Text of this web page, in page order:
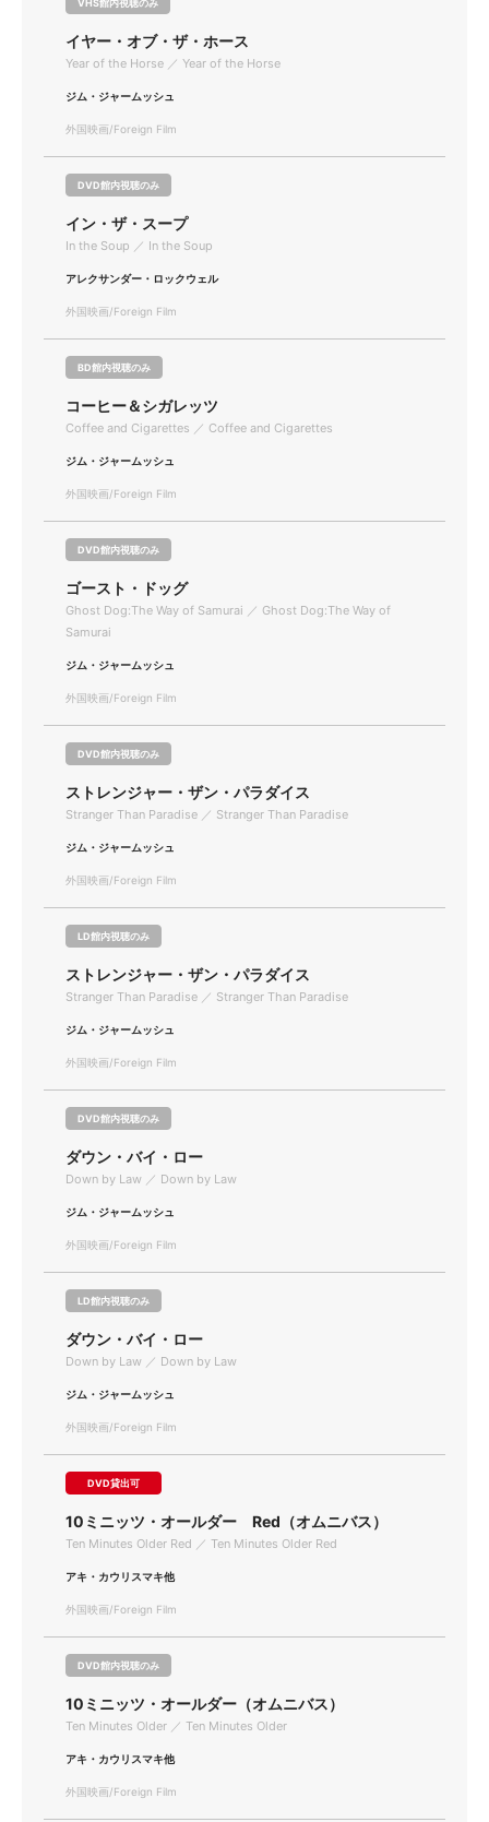
VHS館内視聴のみ
イヤー・オブ・ザ・ホース
Year of the Horse ／ Year of the Horse
ジム・ジャームッシュ
外国映画/Foreign Film
DVD館内視聴のみ
イン・ザ・スープ
In the Soup ／ In the Soup
アレクサンダー・ロックウェル
外国映画/Foreign Film
BD館内視聴のみ
コーヒー＆シガレッツ
Coffee and Cigarettes ／ Coffee and Cigarettes
ジム・ジャームッシュ
外国映画/Foreign Film
DVD館内視聴のみ
ゴースト・ドッグ
Ghost Dog:The Way of Samurai ／ Ghost Dog:The Way of
Samurai
ジム・ジャームッシュ
外国映画/Foreign Film
DVD館内視聴のみ
ストレンジャー・ザン・パラダイス
Stranger Than Paradise ／ Stranger Than Paradise
ジム・ジャームッシュ
外国映画/Foreign Film
LD館内視聴のみ
ストレンジャー・ザン・パラダイス
Stranger Than Paradise ／ Stranger Than Paradise
ジム・ジャームッシュ
外国映画/Foreign Film
DVD館内視聴のみ
ダウン・バイ・ロー
Down by Law ／ Down by Law
ジム・ジャームッシュ
外国映画/Foreign Film
LD館内視聴のみ
ダウン・バイ・ロー
Down by Law ／ Down by Law
ジム・ジャームッシュ
外国映画/Foreign Film
DVD貸出可
10ミニッツ・オールダー Red（オムニバス）
Ten Minutes Older Red ／ Ten Minutes Older Red
アキ・カウリスマキ他
外国映画/Foreign Film
DVD館内視聴のみ
10ミニッツ・オールダー（オムニバス）
Ten Minutes Older ／ Ten Minutes Older
アキ・カウリスマキ他
外国映画/Foreign Film